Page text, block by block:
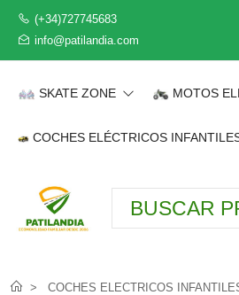
(+34)727745683
info@patilandia.com
SKATE ZONE MOTOS
COCHES ELÉCTRICOS
COCHES ELECTRICOS